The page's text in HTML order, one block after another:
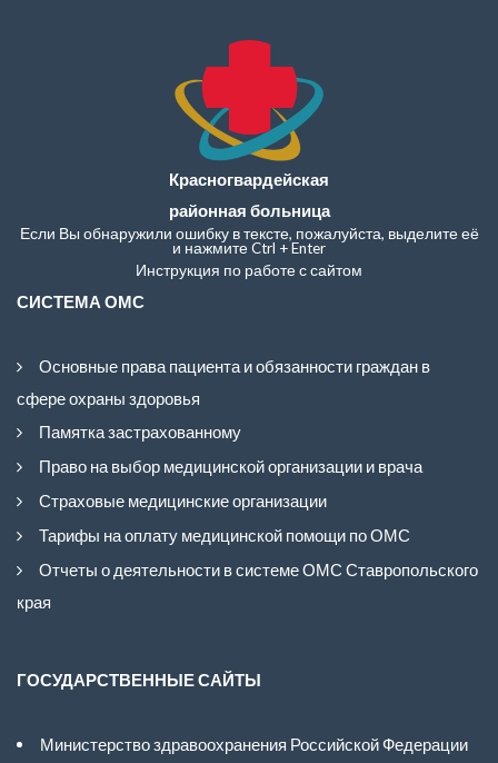
Красногвардейская
районная больница
Если Вы обнаружили ошибку в тексте, пожалуйста, выделите её
и нажмите Ctrl + Enter
Инструкция по работе с сайтом
СИСТЕМА ОМС
Основные права пациента и обязанности граждан в
сфере охраны здоровья
Памятка застрахованному
Право на выбор медицинской организации и врача
Страховые медицинские организации
Тарифы на оплату медицинской помощи по ОМС
Отчеты о деятельности в системе ОМС Ставропольского
края
ГОСУДАРСТВЕННЫЕ САЙТЫ
Министерство здравоохранения Российской Федерации